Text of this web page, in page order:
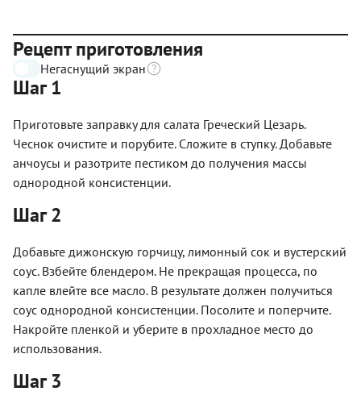
Рецепт приготовления
Негаснущий экран
Шаг 1
Приготовьте заправку для салата Греческий Цезарь.
Чеснок очистите и порубите. Сложите в ступку. Добавьте
анчоусы и разотрите пестиком до получения массы
однородной консистенции.
Шаг 2
Добавьте дижонскую горчицу, лимонный сок и вустерский
соус. Взбейте блендером. Не прекращая процесса, по
капле влейте все масло. В результате должен получиться
соус однородной консистенции. Посолите и поперчите.
Накройте пленкой и уберите в прохладное место до
использования.
Шаг 3